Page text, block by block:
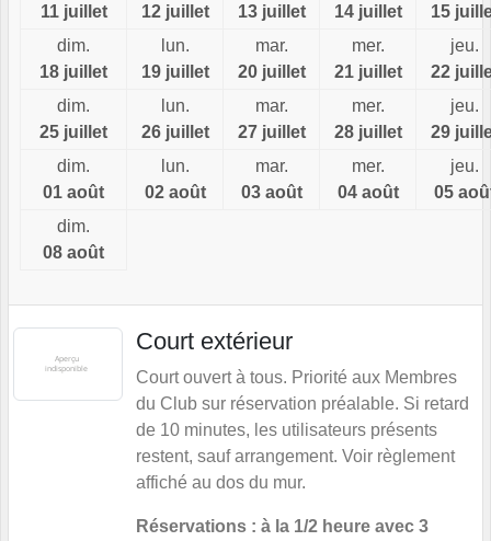
11 juillet
12 juillet
13 juillet
14 juillet
15
dim.
18 juillet
lun.
19 juillet
mar.
20 juillet
mer.
21 juillet
jeu.
22
dim.
25 juillet
lun.
26 juillet
mar.
27 juillet
mer.
28 juillet
jeu.
29
dim.
01 août
lun.
02 août
mar.
03 août
mer.
04 août
jeu.
05
dim.
08 août
Court extérieur
Court ouvert à tous. Priorité aux Membres
du Club sur réservation préalable. Si retard
de 10 minutes, les utilisateurs présents
restent, sauf arrangement. Voir règlement
affiché au dos du mur.
Réservations : à la 1/2 heure avec 3